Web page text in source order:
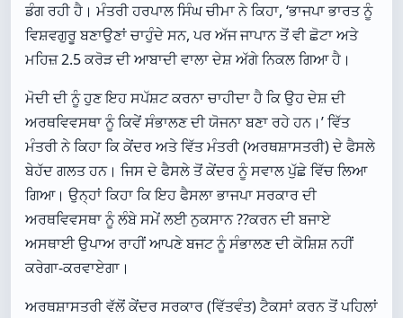
ਡੰਗ ਰਹੀ ਹੈ। ਮੰਤਰੀ ਹਰਪਾਲ ਸਿੰਘ ਚੀਮਾ ਨੇ ਕਿਹਾ, ‘ਭਾਜਪਾ ਭਾਰਤ ਨੂੰ
ਵਿਸ਼ਵਗੁਰੂ ਬਣਾਉਣਾਂ ਚਾਹੁੰਦੇ ਸਨ, ਪਰ ਅੱਜ ਜਾਪਾਨ ਤੋਂ ਵੀ ਛੋਟਾ ਅਤੇ
ਮਹਿਜ਼ 2.5 ਕਰੋੜ ਦੀ ਆਬਾਦੀ ਵਾਲਾ ਦੇਸ਼ ਅੱਗੇ ਨਿਕਲ ਗਿਆ ਹੈ।
ਮੋਦੀ ਦੀ ਨੂੰ ਹੁਣ ਇਹ ਸਪੱਸ਼ਟ ਕਰਨਾ ਚਾਹੀਦਾ ਹੈ ਕਿ ਉਹ ਦੇਸ਼ ਦੀ
ਅਰਥਵਿਵਸਥਾ ਨੂੰ ਕਿਵੇਂ ਸੰਭਾਲਣ ਦੀ ਯੋਜਨਾ ਬਣਾ ਰਹੇ ਹਨ।’ ਵਿੱਤ
ਮੰਤਰੀ ਨੇ ਕਿਹਾ ਕਿ ਕੇਂਦਰ ਅਤੇ ਵਿੱਤ ਮੰਤਰੀ (ਅਰਥਸ਼ਾਸਤਰੀ) ਦੇ ਫੈਸਲੇ
ਬੇਹੱਦ ਗਲਤ ਹਨ। ਜਿਸ ਦੇ ਫੈਸਲੇ ਤੋਂ ਕੇਂਦਰ ਨੂੰ ਸਵਾਲ ਪੁੱਛੇ ਵਿੱਚ ਲਿਆ
ਗਿਆ। ਉਨ੍ਹਾਂ ਕਿਹਾ ਕਿ ਇਹ ਫੈਸਲਾ ਭਾਜਪਾ ਸਰਕਾਰ ਦੀ
ਅਰਥਵਿਵਸਥਾ ਨੂੰ ਲੰਬੇ ਸਮੇਂ ਲਈ ਨੁਕਸਾਨ ??ਕਰਨ ਦੀ ਬਜਾਏ
ਅਸਥਾਈ ਉਪਾਅ ਰਾਹੀਂ ਆਪਣੇ ਬਜਟ ਨੂੰ ਸੰਭਾਲਣ ਦੀ ਕੋਸ਼ਿਸ਼ ਨਹੀਂ
ਕਰੇਗਾ-ਕਰਵਾਏਗਾ।
ਅਰਥਸ਼ਾਸਤਰੀ ਵੱਲੋਂ ਕੇਂਦਰ ਸਰਕਾਰ (ਵਿੱਤਵੰਤ) ਟੈਕਸਾਂ ਕਰਨ ਤੋਂ ਪਹਿਲਾਂ